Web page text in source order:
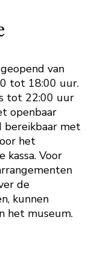
van
tot 18:00 uur.
tot 22:00 uur
openbaar
bereikbaar met
het
kassa. Voor
de
kunnen
het museum.